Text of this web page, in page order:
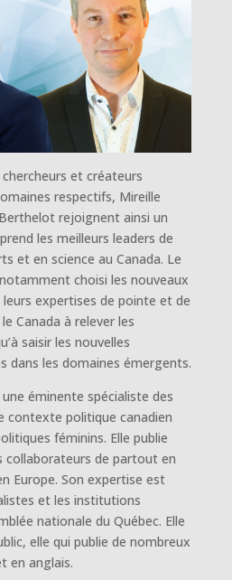
et créateurs
respectifs, Mireille
rejoignent ainsi un
les meilleurs leaders de
et en science au Canada. Le
choisi les nouveaux
expertises de pointe et de
Canada à relever les
saisir les nouvelles
dans les domaines émergents.
éminente spécialiste des
contexte politique canadien
féminins. Elle publie
collaborateurs de partout en
Europe. Son expertise est
et les institutions
nationale du Québec. Elle
elle qui publie de nombreux
en anglais.